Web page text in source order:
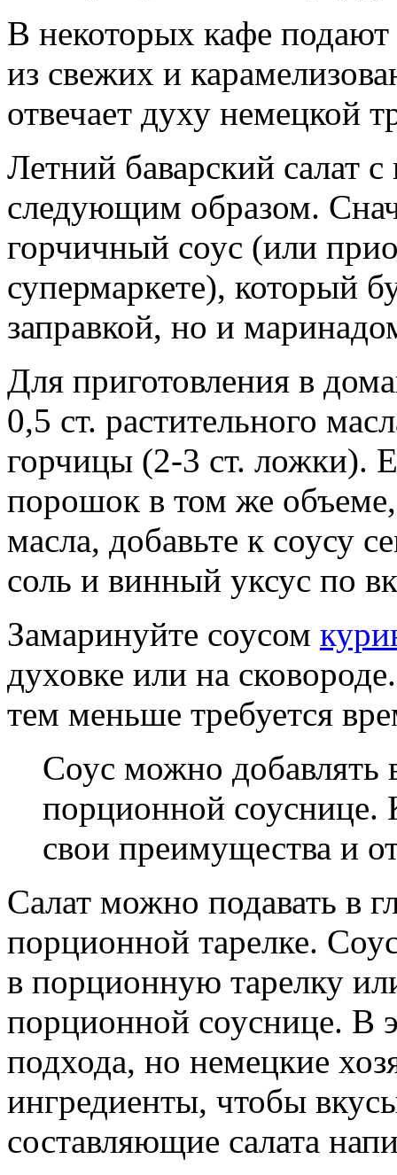
В некоторых кафе подают
из свежих и
отвечает духу немецкой
Летний баварский салат
следующим образом.
горчичный соус (или
супермаркете), который
заправкой, но и
Для приготовления в
0,5 ст. растительного
горчицы (2-3 ст. ложки).
порошок в том же
масла, добавьте к соусу
соль и винный уксус по
Замаринуйте соусом
духовке или на
тем меньше требуется
Соус можно добавлять
порционной соуснице.
свои преимущества и
Салат можно подавать в
порционной тарелке.
в порционную тарелку
порционной соуснице. В
подхода, но немецкие
ингредиенты, чтобы
составляющие салата